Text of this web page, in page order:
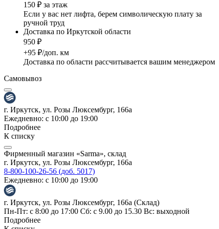
150 ₽ за этаж
Если у вас нет лифта, берем символическую плату за
ручной труд
Доставка по Иркутской области
950 ₽
+95 ₽/доп. км
Доставка по области рассчитывается вашим менеджером
Самовывоз
г. Иркутск, ул. Розы Люксембург, 166а
Ежедневно: с 10:00 до 19:00
Подробнее
К списку
Фирменный магазин «Sarma», склад
г. Иркутск, ул. Розы Люксембург, 166а
8-800-100-26-56 (доб. 5017)
Ежедневно: с 10:00 до 19:00
г. Иркутск, ул. Розы Люксембург, 166а (Склад)
Пн-Пт: с 8:00 до 17:00 Сб: с 9.00 до 15.30 Вс: выходной
Подробнее